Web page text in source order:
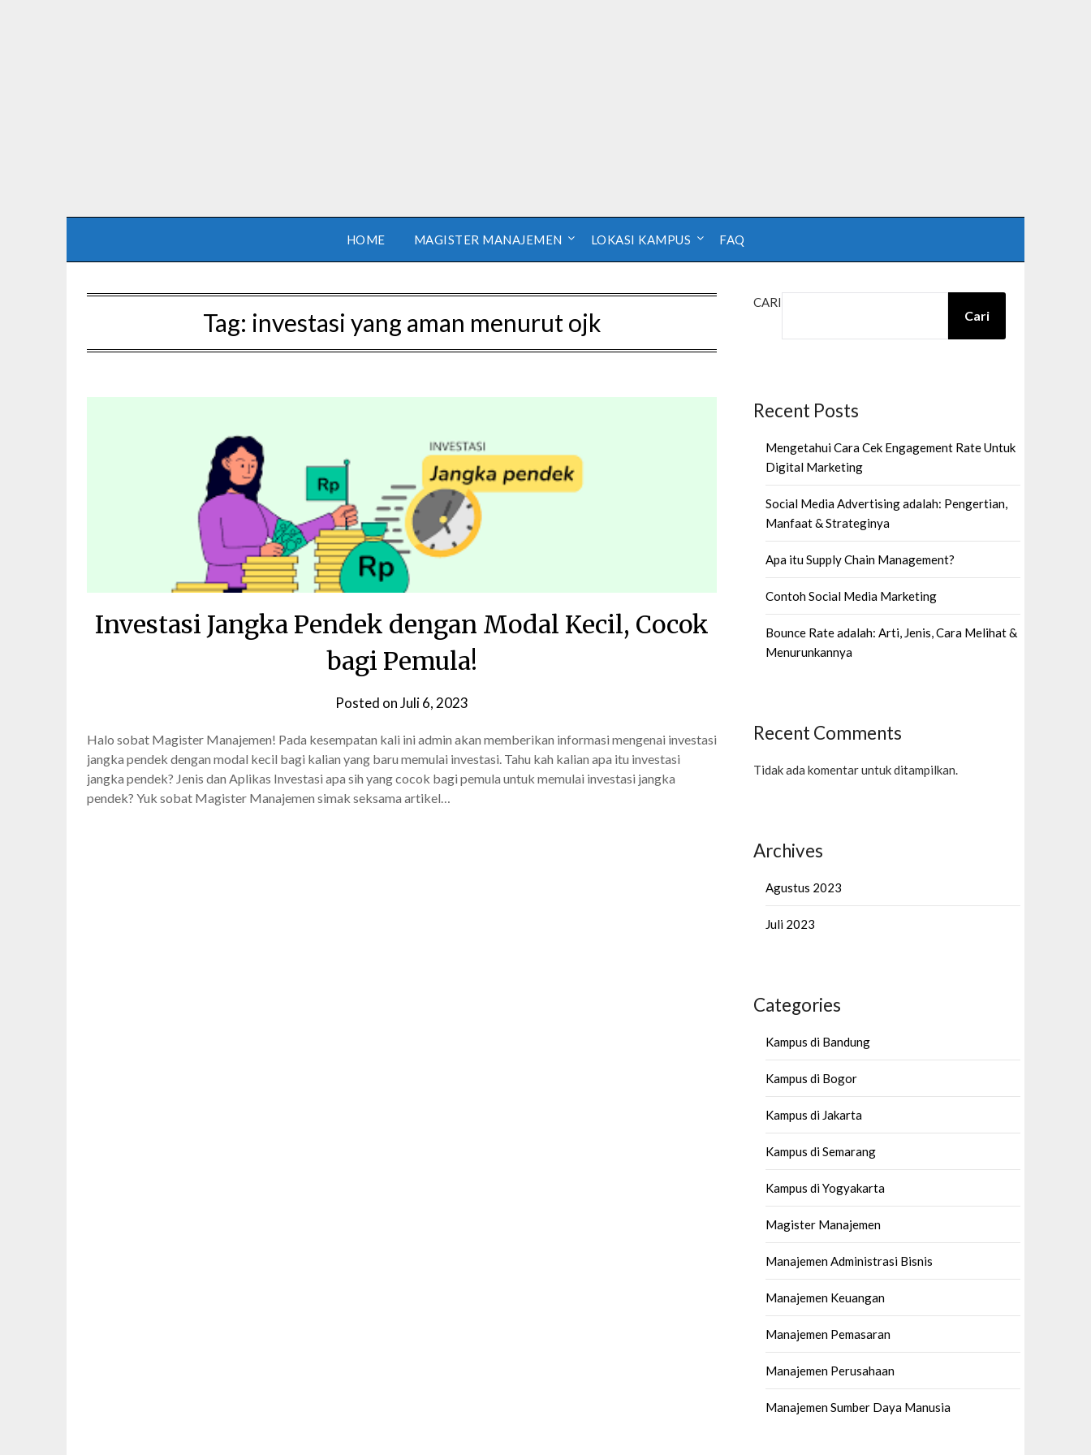
HOME MAGISTER MANAJEMEN LOKASI KAMPUS FAQ
Tag: investasi yang aman menurut ojk
Investasi Jangka Pendek dengan Modal Kecil, Cocok
bagi Pemula!
Posted onJuli 6, 2023
Zalfa
Halo sobat Magister Manajemen! Pada kesempatan kali ini admin akan memberikan informasi mengenai investasi
jangka pendek dengan modal kecil bagi kalian yang baru memulai investasi. Tahu kah kalian apa itu investasi
jangka pendek? Jenis dan Aplikas Investasi apa sih yang cocok bagi pemula untuk memulai investasi jangka
pendek? Yuk sobat Magister Manajemen simak seksama artikel…
CARI
Cari
Recent Posts
Mengetahui Cara Cek Engagement Rate Untuk
Digital Marketing
Social Media Advertising adalah: Pengertian,
Manfaat & Strateginya
Apa itu Supply Chain Management?
Contoh Social Media Marketing
Bounce Rate adalah: Arti, Jenis, Cara Melihat &
Menurunkannya
Recent Comments
Tidak ada komentar untuk ditampilkan.
Archives
Agustus 2023
Juli 2023
Categories
Kampus di Bandung
Kampus di Bogor
Kampus di Jakarta
Kampus di Semarang
Kampus di Yogyakarta
Magister Manajemen
Manajemen Administrasi Bisnis
Manajemen Keuangan
Manajemen Pemasaran
Manajemen Perusahaan
Manajemen Sumber Daya Manusia